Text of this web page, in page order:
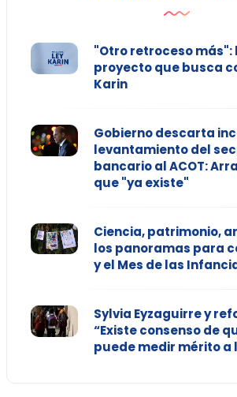
"Otro retroceso
proyecto que busca
Karin
Gobierno descarta
levantamiento del
bancario al ACOT:
que "ya existe"
Ciencia, patrimonio,
los panoramas para
y el Mes de las
Sylvia Eyzaguirre y
“Existe consenso de
puede medir mérito a